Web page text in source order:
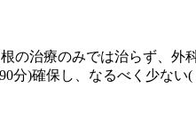
の治療のみでは治らず、外
分)確保し、なるべく少ない